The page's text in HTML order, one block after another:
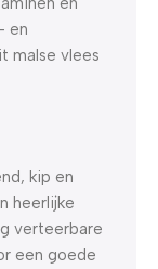
en
malse vlees
kip en
heerlijke
verteerbare
een goede